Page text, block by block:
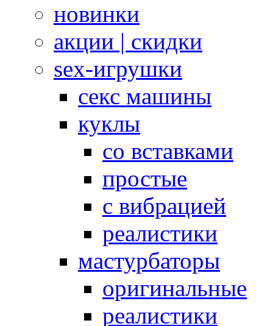
новинки
акции | скидки
sex-игрушки
секс машины
куклы
со вставками
простые
с вибрацией
реалистики
мастурбаторы
оригинальные
реалистики